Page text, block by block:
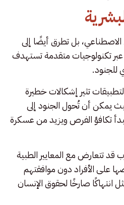
الاصطناعي، بل تطرق أيضًا إلى
عبر تكنولوجيات متقدمة تستهدف
للجنود.
تثير إشكالات خطيرة
يمكن أن تُحول الجنود إلى
تكافؤ الفرص ويزيد من عسكرة
تتعارض مع المعايير الطبية
على الأفراد دون موافقتهم
انتهاكًا صارخًا لحقوق الإنسان